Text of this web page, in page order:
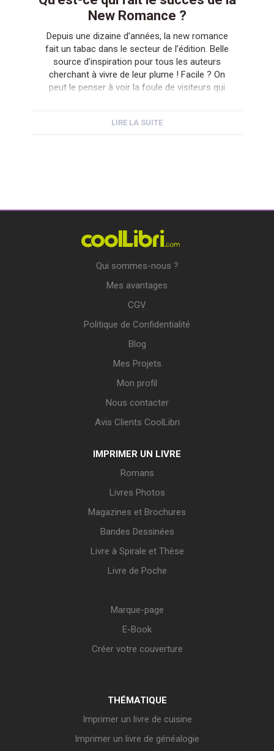
New Romance ?
Depuis une dizaine d’années, la new romance
fait un tabac dans le secteur de l’édition. Belle
source d’inspiration pour tous les auteurs
cherchant à vivre de leur plume ! Facile ? On
peut le penser à voir la foule de visiteurs qui
LIRE LA SUITE
Qui sommes-nous ?
Mes avantages
CGV
Politique de Confidentialité
Blog
Mes Projets
Mon profil
Nous contacter
Avis Clients CoolLibri
IMPRIMER UN LIVRE
Romans
Livres Photos
Magazines et Brochures
Bandes Dessinées
Livre à Spirale et Thèse
Livre de Poche
Marque-page
E-Book
Créer votre couverture
THÉMATIQUE
Imprimer un livre de cuisine
Imprimer un livre de généalogie